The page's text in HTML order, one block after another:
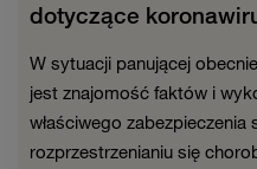
dotyczące
W sytuacji panującej
jest znajomość faktów i
właściwego
rozprzestrzenianiu się